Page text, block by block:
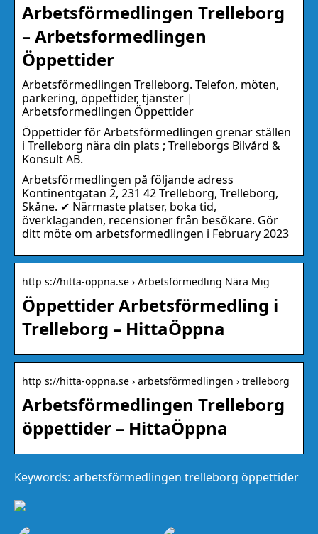
Arbetsförmedlingen Trelleborg
– Arbetsformedlingen
Öppettider
Arbetsförmedlingen Trelleborg. Telefon, möten,
parkering, öppettider, tjänster |
Arbetsformedlingen Öppettider
Öppettider för Arbetsförmedlingen grenar ställen
i Trelleborg nära din plats ; Trelleborgs Bilvård &
Konsult AB.
Arbetsförmedlingen på följande adress
Kontinentgatan 2, 231 42 Trelleborg, Trelleborg,
Skåne. ✔ Närmaste platser, boka tid,
överklaganden, recensioner från besökare. Gör
ditt möte om arbetsformedlingen i February 2023
http s://hitta-oppna.se › Arbetsförmedling Nära Mig
Öppettider Arbetsförmedling i
Trelleborg – HittaÖppna
http s://hitta-oppna.se › arbetsförmedlingen › trelleborg
Arbetsförmedlingen Trelleborg
öppettider – HittaÖppna
Keywords: arbetsförmedlingen trelleborg öppettider